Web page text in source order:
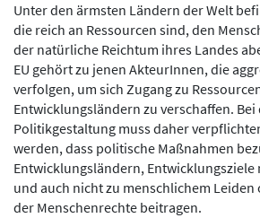
Unter den ärmsten Ländern der Welt
die reich an Ressourcen sind, den
der natürliche Reichtum ihres Landes
EU gehört zu jenen AkteurInnen, die
verfolgen, um sich Zugang zu
Entwicklungsländern zu verschaffen. Bei
Politikgestaltung muss daher
werden, dass politische Maßnahmen
Entwicklungsländern,
und auch nicht zu menschlichem Leiden
der Menschenrechte beitragen.